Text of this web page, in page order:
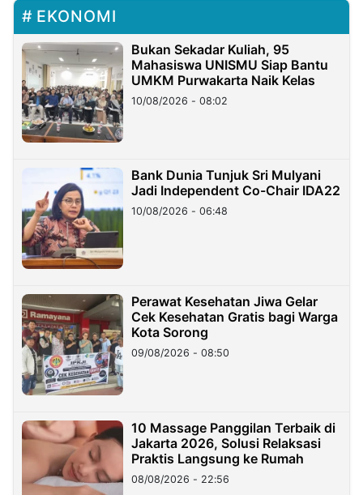
EKONOMI
Bukan Sekadar Kuliah, 95
Mahasiswa UNISMU Siap Bantu
UMKM Purwakarta Naik Kelas
10/08/2026 - 08:02
Bank Dunia Tunjuk Sri Mulyani
Jadi Independent Co-Chair IDA22
10/08/2026 - 06:48
Perawat Kesehatan Jiwa Gelar
Cek Kesehatan Gratis bagi Warga
Kota Sorong
09/08/2026 - 08:50
10 Massage Panggilan Terbaik di
Jakarta 2026, Solusi Relaksasi
Praktis Langsung ke Rumah
08/08/2026 - 22:56